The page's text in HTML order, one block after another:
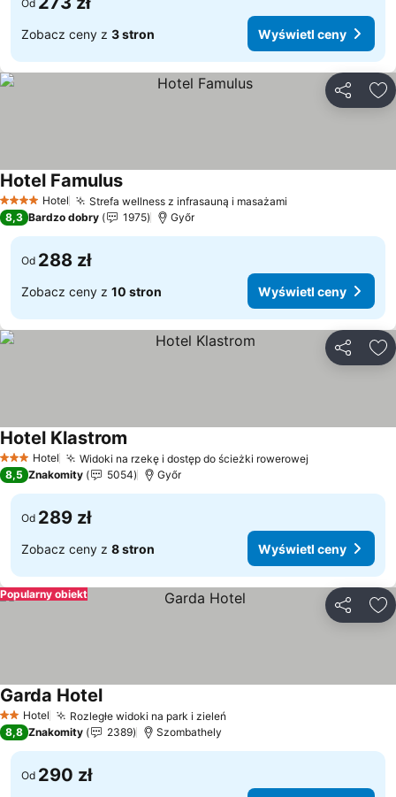
Od
Zobacz ceny z 3 stron Wyświetl ceny
4 KategoriaHotel Strefa wellness z infrasauną i masażami
Hotel FamulusWyświetl ceny
8,3 Bardzo dobry 1975 Győr
Od 288 zł
Zobacz ceny z 10 stron Wyświetl ceny
3 Kategoria
Hotel Widoki na rzekę i dostęp do ścieżki rowerowej
Hotel Klastrom
8,5 Znakomity 5054 Győr
Od 289 zł
Zobacz ceny z 8 stron Wyświetl ceny
Popularny obiekt
2 Kategoria
Hotel Rozległe widoki na park i zieleń
Garda HotelWyświetl ceny
8,8 Znakomity 2389 Szombathely
Od 290 zł